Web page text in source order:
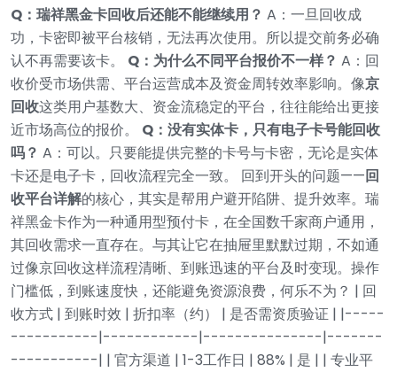
Q：瑞祥黑金卡回收后还能不能继续用？ A：一旦回收成
功，卡密即被平台核销，无法再次使用。所以提交前务必确
认不再需要该卡。
Q：为什么不同平台报价不一样？ A：回
收价受市场供需、平台运营成本及资金周转效率影响。像京
回收这类用户基数大、资金流稳定的平台，往往能给出更接
近市场高位的报价。
Q：没有实体卡，只有电子卡号能回收
吗？ A：可以。只要能提供完整的卡号与卡密，无论是实体
卡还是电子卡，回收流程完全一致。
回到开头的问题——回
收平台详解的核心，其实是帮用户避开陷阱、提升效率。瑞
祥黑金卡作为一种通用型预付卡，在全国数千家商户通用，
其回收需求一直存在。与其让它在抽屉里默默过期，不如通
过像京回收这样流程清晰、到账迅速的平台及时变现。操作
门槛低，到账速度快，还能避免资源浪费，何乐不为？ | 回
收方式 | 到账时效 | 折扣率（约） | 是否需资质验证 | |-----
-----------|------------|---------------|-------
-----------| | 官方渠道 | 1-3工作日 | 88% | 是 | | 专业平